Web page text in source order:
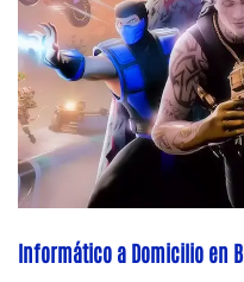
Informático a Domicilio en